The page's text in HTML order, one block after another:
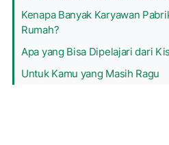
Kenapa Banyak Karyawan
Rumah?
Apa yang Bisa Dipelajari dari
Untuk Kamu yang Masih Ragu